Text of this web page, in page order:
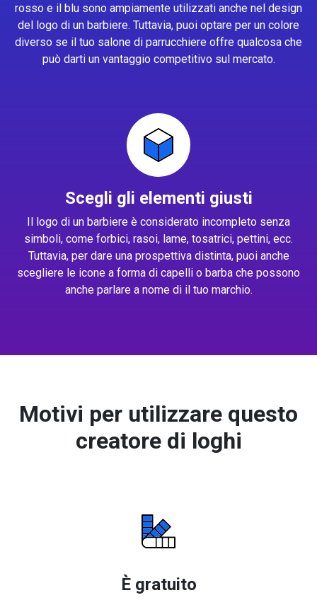
rosso e il blu sono ampiamente utilizzati anche nel design
del logo di un barbiere. Tuttavia, puoi optare per un colore
diverso se il tuo salone di parrucchiere offre qualcosa che
può darti un vantaggio competitivo sul mercato.
Scegli gli elementi giusti
Il logo di un barbiere è considerato incompleto senza
simboli, come forbici, rasoi, lame, tosatrici, pettini, ecc.
Tuttavia, per dare una prospettiva distinta, puoi anche
scegliere le icone a forma di capelli o barba che possono
anche parlare a nome di il tuo marchio.
Motivi per utilizzare questo
creatore di loghi
È gratuito